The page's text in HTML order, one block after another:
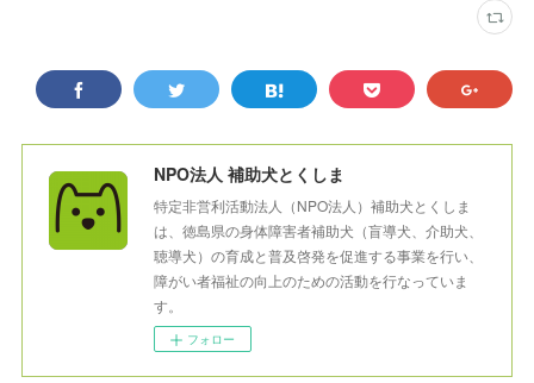
NPO法人 補助犬とくしま
特定非営利活動法人（NPO法人）補助犬とくしま
は、徳島県の身体障害者補助犬（盲導犬、介助犬、
聴導犬）の育成と普及啓発を促進する事業を行い、
障がい者福祉の向上のための活動を行なっていま
す。
フォロー